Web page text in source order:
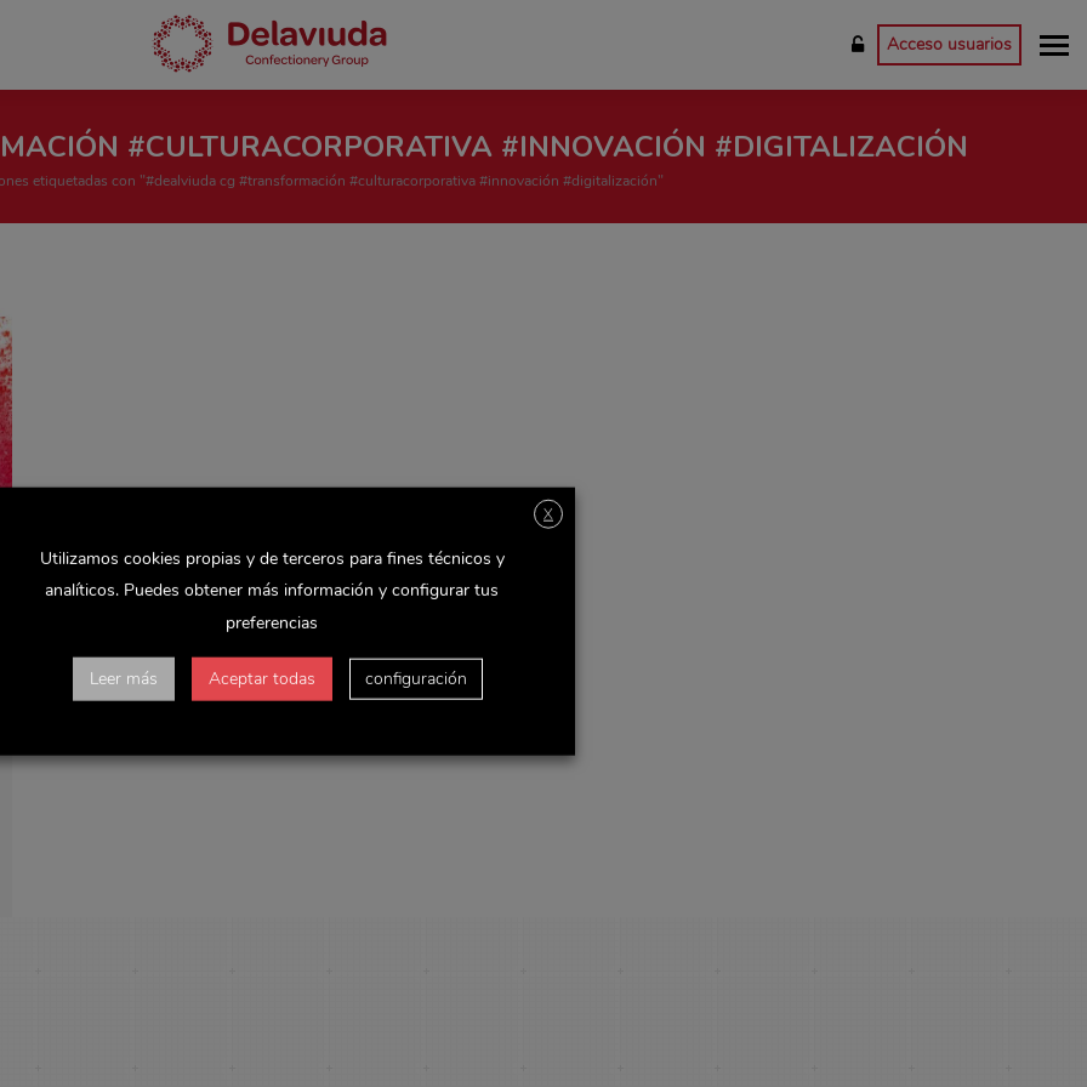
Acceso usuarios
#CULTURACORPORATIVA #INNOVACIÓN #DIGITALIZACIÓN
etiquetadas con "#dealviuda cg #transformación #culturacorporativa #innovación #digitalización"
X
Utilizamos cookies propias y de terceros para fines técnicos y
analíticos. Puedes obtener más información y configurar tus
preferencias
Leer más Aceptar todas configuración